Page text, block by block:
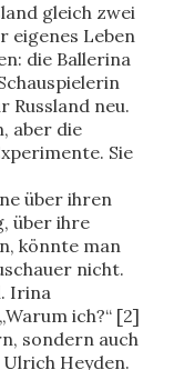
gleich zwei
eigenes Leben
die Ballerina
Russland neu.
aber die
Sie
über ihren
über ihre
könnte man
nicht.
Irina
ich?“ [2]
sondern auch
Heyden.